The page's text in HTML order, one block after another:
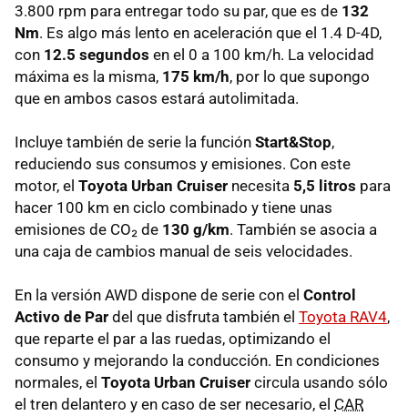
3.800 rpm para entregar todo su par, que es de 132
Nm. Es algo más lento en aceleración que el 1.4 D-4D,
con 12.5 segundos en el 0 a 100 km/h. La velocidad
máxima es la misma, 175 km/h, por lo que supongo
que en ambos casos estará autolimitada.
Incluye también de serie la función Start&Stop,
reduciendo sus consumos y emisiones. Con este
motor, el Toyota Urban Cruiser necesita 5,5 litros para
hacer 100 km en ciclo combinado y tiene unas
emisiones de CO₂ de 130 g/km. También se asocia a
una caja de cambios manual de seis velocidades.
En la versión AWD dispone de serie con el Control
Activo de Par del que disfruta también el Toyota RAV4,
que reparte el par a las ruedas, optimizando el
consumo y mejorando la conducción. En condiciones
normales, el Toyota Urban Cruiser circula usando sólo
el tren delantero y en caso de ser necesario, el CAR